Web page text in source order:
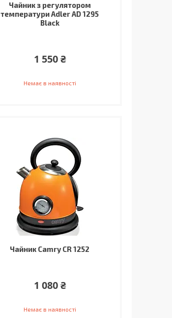
Чайник з регулятором
температури Adler AD 1295
Black
1 550 ₴
Немає в наявності
Чайник Camry CR 1252
1 080 ₴
Немає в наявності